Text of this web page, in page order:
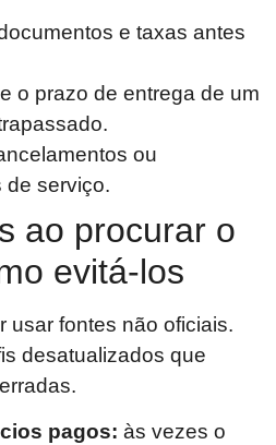
e taxas antes
o prazo de entrega de um
ou
de serviço.
ao procurar o
evitá-los
usar fontes não oficiais.
desatualizados que
pagos: às vezes o